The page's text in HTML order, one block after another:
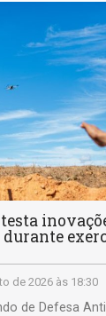
durante
de 2026 às 18:30
de Defesa